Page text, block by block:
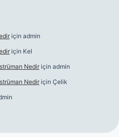
için admin
için Kel
Nedir için admin
Nedir için Çelik